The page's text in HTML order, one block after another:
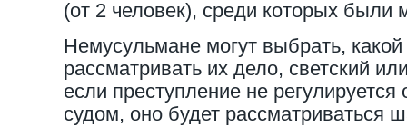
(от 2 человек), среди которых были
Немусульмане могут выбрать, какой
рассматривать их дело, светский
если преступление не
судом, оно будет рассматриваться